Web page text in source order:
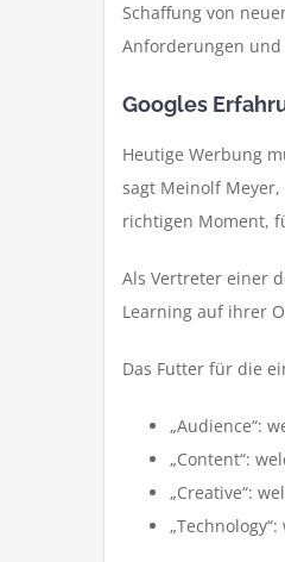
Schaffung von
Anforderungen
Googles
Heutige Werbung
sagt Meinolf
richtigen Moment,
Als Vertreter einer
Learning auf ihrer
Das Futter für die
„Audience“:
„Content“:
„Creative“: